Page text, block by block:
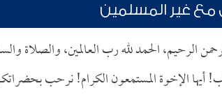
غير المسلمين
الرحيم، الحمد لله رب العالمين، والصلاة
أيها الإخوة المستمعون الكرام! نرحب